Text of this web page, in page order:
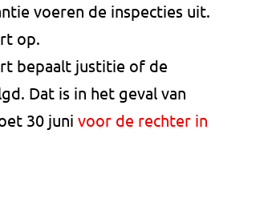
voeren de inspecties uit.
op.
bepaalt justitie of de
Dat is in het geval van
30 juni voor de rechter in